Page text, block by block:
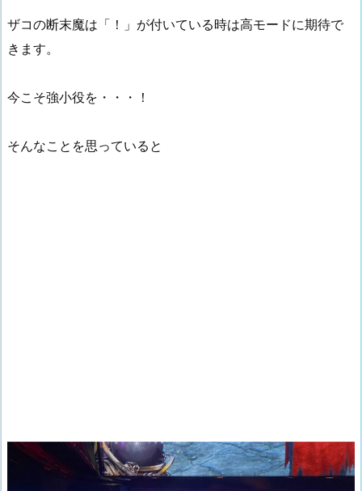
ザコの断末魔は「！」が付いている時は高モードに期待で
きます。
今こそ強小役を・・・！
そんなことを思っていると